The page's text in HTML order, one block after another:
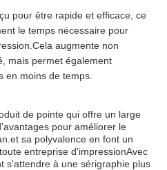
pour être rapide et efficace, ce
le temps nécessaire pour
augmente non
mais permet également
en moins de temps.
de pointe qui offre un large
pour améliorer le
sa polyvalence en font un
entreprise d'impressionAvec
s'attendre à une sérigraphie plus